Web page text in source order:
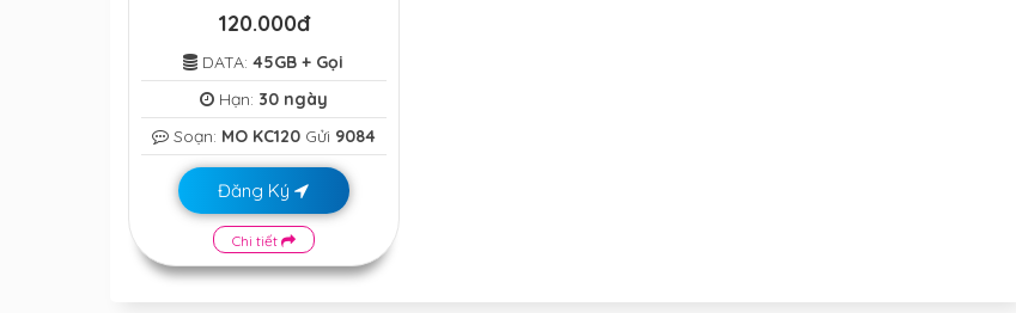
120.000đ
DATA:45GB + Gọi
Hạn: 30 ngày
Soạn: MO KC120Gửi 9084
Đăng Ký
Chi tiết